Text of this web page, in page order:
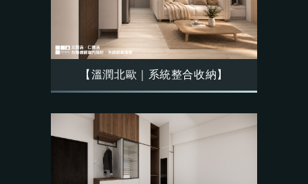
【溫潤北歐｜系統整合收納】